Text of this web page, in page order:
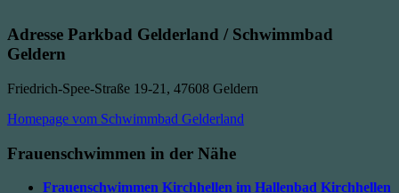
Adresse Parkbad Gelderland / Schwimmbad
Geldern
Friedrich-Spee-Straße 19-21, 47608 Geldern
Homepage vom Schwimmbad Gelderland
Frauenschwimmen in der Nähe
Frauenschwimmen Kirchhellen im Hallenbad Kirchhellen